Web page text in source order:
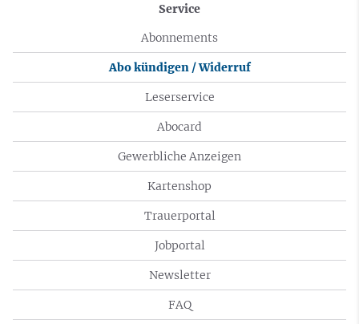
Service
Abonnements
Abo kündigen / Widerruf
Leserservice
Abocard
Gewerbliche Anzeigen
Kartenshop
Trauerportal
Jobportal
Newsletter
FAQ